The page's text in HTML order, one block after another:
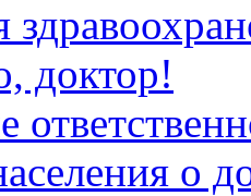
доктор!
о